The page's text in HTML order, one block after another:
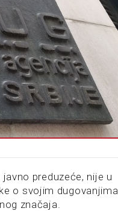
preduzeće, nije u
o svojim dugovanjima
značaja.